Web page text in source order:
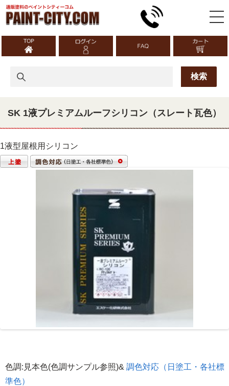
SK 1液プレミアムルーフシリコン（スレート瓦色）
1液型屋根用シリコン
色調:見本色(色調サンプル参照)& 調色対応（日塗工・各社標
準色）